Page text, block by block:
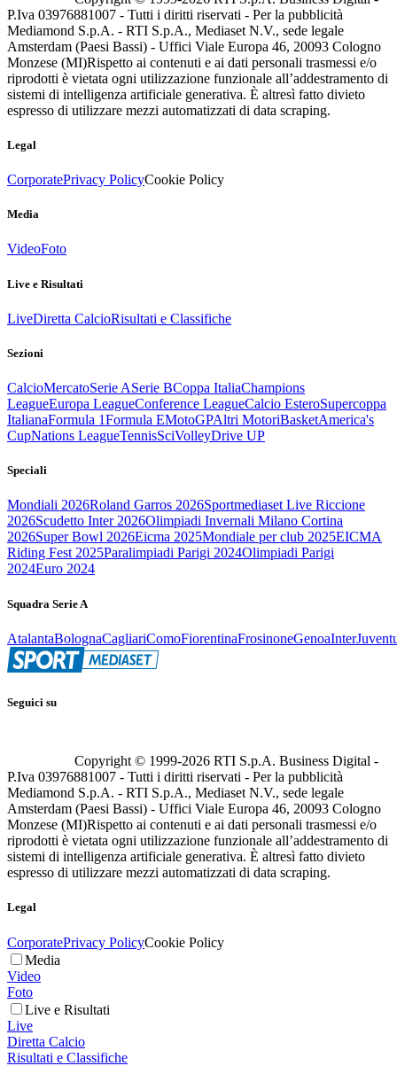
P.Iva 03976881007 - Tutti i diritti riservati - Per la pubblicità
Mediamond S.p.A. - RTI S.p.A., Mediaset N.V., sede legale
Amsterdam (Paesi Bassi) - Uffici Viale Europa 46, 20093 Cologno
Monzese (MI)Rispetto ai contenuti e ai dati personali trasmessi e/o
riprodotti è vietata ogni utilizzazione funzionale all’addestramento di
sistemi di intelligenza artificiale generativa. È altresì fatto divieto
espresso di utilizzare mezzi automatizzati di data scraping.
Legal
CorporatePrivacy PolicyCookie Policy
Media
VideoFoto
Live e Risultati
LiveDiretta CalcioRisultati e Classifiche
Sezioni
CalcioMercatoSerie ASerie BCoppa ItaliaChampions
LeagueEuropa LeagueConference LeagueCalcio EsteroSupercoppa
ItalianaFormula 1Formula EMotoGPAltri MotoriBasketAmerica's
CupNations LeagueTennisSciVolleyDrive UP
Speciali
Mondiali 2026Roland Garros 2026Sportmediaset Live Riccione
2026Scudetto Inter 2026Olimpiadi Invernali Milano Cortina
2026Super Bowl 2026Eicma 2025Mondiale per club 2025EICMA
Riding Fest 2025Paralimpiadi Parigi 2024Olimpiadi Parigi
2024Euro 2024
Squadra Serie A
AtalantaBolognaCagliariComoFiorentinaFrosinoneGenoaInter
Seguici su
Copyright © 1999-2026 RTI S.p.A. Business Digital -
P.Iva 03976881007 - Tutti i diritti riservati - Per la pubblicità
Mediamond S.p.A. - RTI S.p.A., Mediaset N.V., sede legale
Amsterdam (Paesi Bassi) - Uffici Viale Europa 46, 20093 Cologno
Monzese (MI)Rispetto ai contenuti e ai dati personali trasmessi e/o
riprodotti è vietata ogni utilizzazione funzionale all’addestramento di
sistemi di intelligenza artificiale generativa. È altresì fatto divieto
espresso di utilizzare mezzi automatizzati di data scraping.
Legal
CorporatePrivacy PolicyCookie Policy
Media
Video
Foto
Live e Risultati
Live
Diretta Calcio
Risultati e Classifiche